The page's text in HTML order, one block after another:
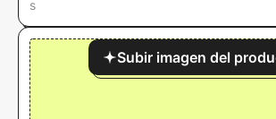
s
Subir imagen del